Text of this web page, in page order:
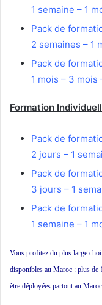
1 semaine – 1
Pack de
2 semaines – 1
Pack de
1 mois – 3 mois
Formation
Pack de
2 jours – 1
Pack de
3 jours – 1
Pack de
1 semaine – 1
Vous profitez du plus large
disponibles au Maroc : plus de
être déployées partout au Maroc